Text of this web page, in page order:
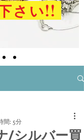
さい!!
/シルバー買
間: 5分